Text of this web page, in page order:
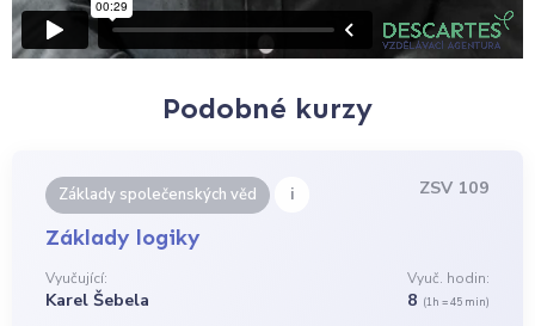
Podobné kurzy
Základy společenských věd i ZSV 109
Základy logiky
Vyučující:
Karel Šebela
Vyuč. hodin:
8 (1h = 45 min)